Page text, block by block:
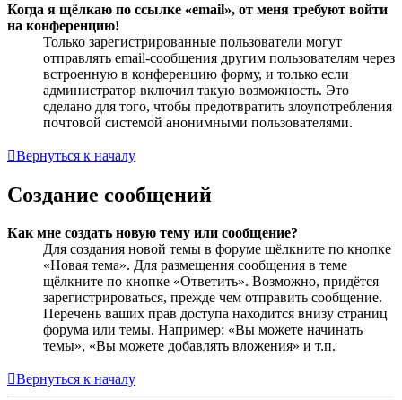
Когда я щёлкаю по ссылке «email», от меня требуют войти
на конференцию!
Только зарегистрированные пользователи могут
отправлять email-сообщения другим пользователям через
встроенную в конференцию форму, и только если
администратор включил такую возможность. Это
сделано для того, чтобы предотвратить злоупотребления
почтовой системой анонимными пользователями.
Вернуться к началу
Создание сообщений
Как мне создать новую тему или сообщение?
Для создания новой темы в форуме щёлкните по кнопке
«Новая тема». Для размещения сообщения в теме
щёлкните по кнопке «Ответить». Возможно, придётся
зарегистрироваться, прежде чем отправить сообщение.
Перечень ваших прав доступа находится внизу страниц
форума или темы. Например: «Вы можете начинать
темы», «Вы можете добавлять вложения» и т.п.
Вернуться к началу